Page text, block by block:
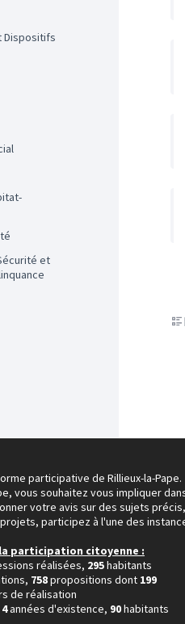
participative de Rillieux-la-Pape.
vous souhaitez vous impliquer
votre avis sur des sujets précis,
participez à l'une des
participation citoyenne :
réalisées, 295habitants
758propositions dont 199
de réalisation
4années d'existence, 90habitants